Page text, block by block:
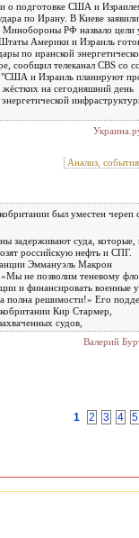
о подготовке США и
по Ирану. В Киеве
Минобороны РФ назвало цели
Америки и Израиль
по иранской
сообщил телеканал CBS со
"США и Израиль планируют
на сегодняшний день
Анализ,
был уместен череп
задерживают суда, которые,
российскую нефть и СПГ.
Эммануэль Макрон
«Мы не позволим теневому
и финансировать военные
полна решимости!» Его
Кир Стармер,
судов,
Валерий
1
2 3 4 5